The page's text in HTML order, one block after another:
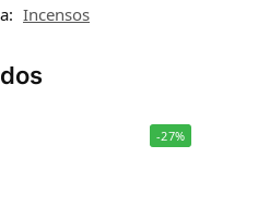
Incensos
-27%